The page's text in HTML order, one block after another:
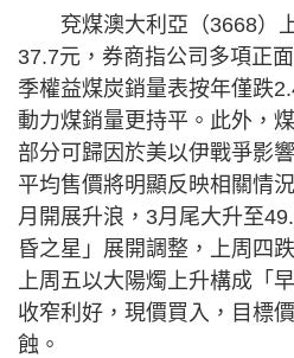
兗煤澳大利亞（3668）
37.7元，券商指公司多項正
季權益煤炭銷量表按年僅跌
動力煤銷量更持平。此外，
部分可歸因於美以伊戰爭影
平均售價將明顯反映相關情
月開展升浪，3月尾大升至
昏之星」展開調整，上周四
上周五以大陽燭上升構成「
收窄利好，現價買入，目標
蝕。